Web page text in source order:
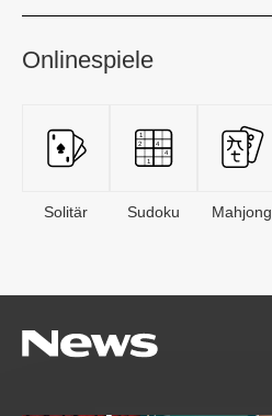
Onlinespiele
Solitär Sudoku Mahjong